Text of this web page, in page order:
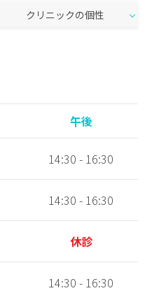
クリニックの個性
午後
14:30 - 16:30
14:30 - 16:30
休診
14:30 - 16:30